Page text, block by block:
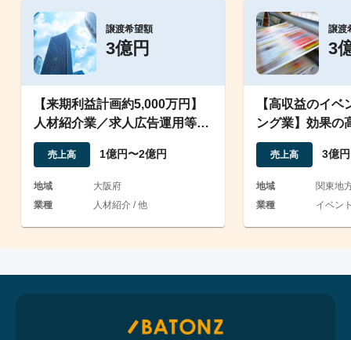
譲渡希望額
3億円
【来期利益計画約5,000万円】
人材紹介業／求人広告運用等／
有料職業紹介業
売上高 1億円〜2億円
地域
大阪府
業種
人材紹介 / 他
譲渡
3
【高収益のイ
ング業】効果の
オン・オフライ
売上高 3億
地域
関東地
業種
イベン